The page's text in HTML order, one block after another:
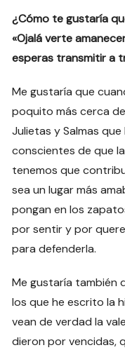
¿Cómo te gustaría
«Ojalá verte
esperas transmitir a
Me gustaría que
poquito más cerca
Julietas y Salmas
conscientes de que
tenemos que
sea un lugar más
pongan en los
por sentir y por
para defenderla.
Me gustaría también
los que he escrito la
vean de verdad la
dieron por vencidas,